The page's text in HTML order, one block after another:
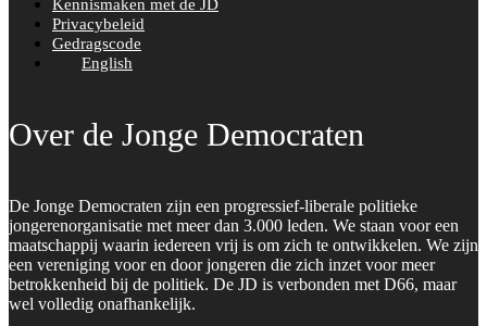
Kennismaken met de JD
Privacybeleid
Gedragscode
English
Over de Jonge Democraten
De Jonge Democraten zijn een progressief-liberale politieke
jongerenorganisatie met meer dan 3.000 leden. We staan voor een
maatschappij waarin iedereen vrij is om zich te ontwikkelen. We zijn
een vereniging voor en door jongeren die zich inzet voor meer
betrokkenheid bij de politiek. De JD is verbonden met D66, maar
wel volledig onafhankelijk.